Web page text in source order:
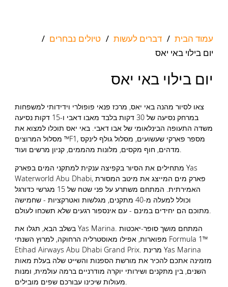
עמוד הבית / דברים לעשות / טיולים נבחרים /
יום בילוי באי יאס
יום בילוי באי יאס
צאו לסיור מהנה באי יאס, מרכז פנאי פופולרי וידידותי למשפחות
במרחק נסיעה של 30 דקות בלבד מאבו דאבי ו-15 דקות נסיעה
משדה התעופה הבינלאומי של אבו דאבי. באי יאס תוכלו למצוא את
מסלול המרוצים ™F1, מספר פארקי שעשועים, מסלול גולף לינקס
מדהים, חוף מקסים, מלונות מהממים, קניון מרשים ועוד.
מתחילים את הסיור בקפיצה ענקית למתקני המים בפארק Yas
Waterworld Abu Dhabi, פארק מים המייצג את מיטב המסורת
האמירתית. המתחם משתרע על פני שטח של 15 מגרשי כדורגל
וכולל למעלה מ-40 מתקנים, מגלשות ואטרקציות - שחמישה
בשלב הבא, תגלו את Yas Marina. המתחם מושך סופר-יאכטות
מפוארות, אפילו מאוסטרליה הרחוקה, למרוץ השנתי Formula 1™
Etihad Airways Abu Dhabi Grand Prix. מרינת Yas Marina
מזמינה אתכם להכיר את מורשת הספנות והשייט שלה בעלת מאות
השנים, בין מתקנים ושירותי יוקרה מודרניים ברמה עולמית, ומנות
מעולות שיכינו עבורכם שפים מובילים.